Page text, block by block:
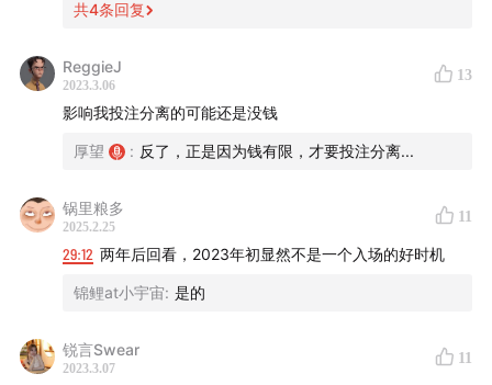
买房自测表格（用来定量分析买房这件事）
共4条回复
ReggieJ
2023.3.06
13
影响我投注分离的可能还是没钱
厚望 : 反了，正是因为钱有限，才要投注分离...
锅里粮多
2025.2.25
11
29:12 两年后回看，2023年初显然不是一个入场的好时机
锦鲤at小宇宙: 是的
锐言Swear
2023.3.07
11